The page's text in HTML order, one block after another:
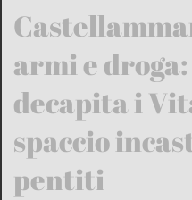
armi e
decapita i
spaccio
pentiti